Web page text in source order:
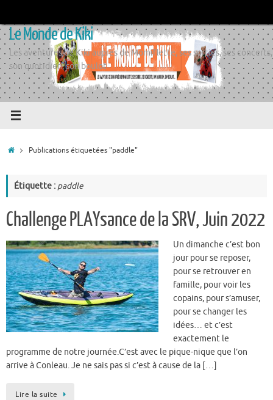
contenu
Le Monde de Kiki
Les aventures de Kiki auprès de Momiflette, ses sorties, ses concerts,
son quotidien, son boulot
AccueilPublications étiquetées "paddle"
Étiquette : paddle
Challenge PLAYsance de la SRV, Juin 2022
Un dimanche c’est bon
jour pour se reposer,
pour se retrouver en
famille, pour voir les
copains, pour s’amuser,
pour se changer les
idées… et c’est
exactement le
programme de notre journée.C’est avec le pique-nique que l’on
arrive à Conleau. Je ne sais pas si c’est à cause de la […]
Lire la suite